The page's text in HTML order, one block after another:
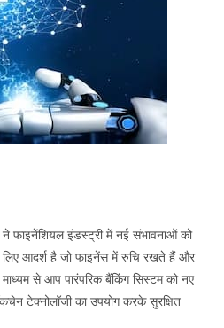
इंडस्ट्री में नई संभावनाओं को
लिए आदर्श है जो फाइनेंस में रुचि रखते हैं और
से आप पारंपरिक बैंकिंग सिस्टम को नए
टेक्नोलॉजी का उपयोग करके सुरक्षित